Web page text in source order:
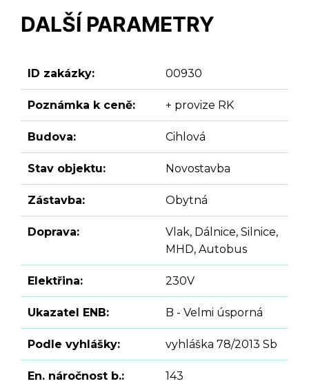
DALŠÍ PARAMETRY
ID zakázky: 00930
Poznámka k ceně: + provize RK
Budova: Cihlová
Stav objektu: Novostavba
Zástavba: Obytná
Doprava:
Vlak, Dálnice, Silnice,
MHD, Autobus
Elektřina: 230V
Ukazatel ENB: B - Velmi úsporná
Podle vyhlášky: vyhláška 78/2013 Sb
En. náročnost b.: 143